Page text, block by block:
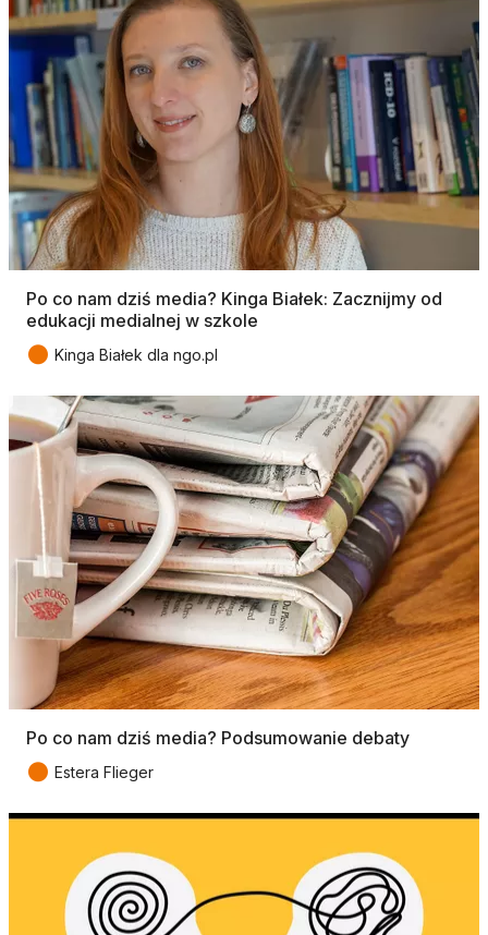
Po co nam dziś media? Kinga Białek: Zacznijmy od
edukacji medialnej w szkole
● Kinga Białek dla ngo.pl
Po co nam dziś media? Podsumowanie debaty
● Estera Flieger